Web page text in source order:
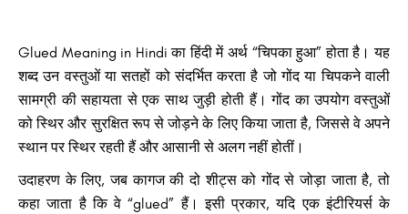
Glued Meaning in Hindi का हिंदी में अर्थ “चिपका हुआ” होता है। यह
शब्द उन वस्तुओं या सतहों को संदर्भित करता है जो गोंद या चिपकने वाली
सामग्री की सहायता से एक साथ जुड़ी होती हैं। गोंद का उपयोग वस्तुओं
को स्थिर और सुरक्षित रूप से जोड़ने के लिए किया जाता है, जिससे वे अपने
स्थान पर स्थिर रहती हैं और आसानी से अलग नहीं होतीं।
उदाहरण के लिए, जब कागज की दो शीट्स को गोंद से जोड़ा जाता है, तो
कहा जाता है कि वे “glued” हैं। इसी प्रकार, यदि एक इंटीरियर्स के